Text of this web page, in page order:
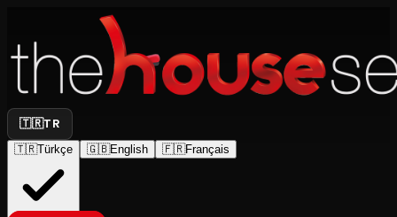
🇹🇷TR
🇹🇷Türkçe 🇬🇧English 🇫🇷Français